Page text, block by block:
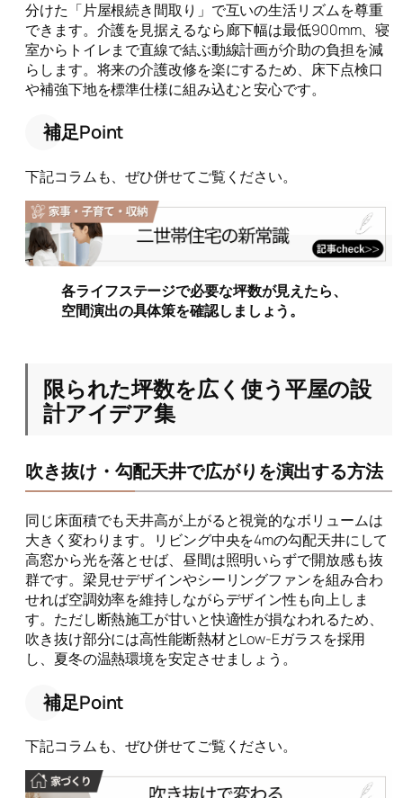
分けた「片屋根続き間取り」で互いの生活リズムを尊重
できます。介護を見据えるなら廊下幅は最低900mm、寝
室からトイレまで直線で結ぶ動線計画が介助の負担を減
らします。将来の介護改修を楽にするため、床下点検口
や補強下地を標準仕様に組み込むと安心です。
補足Point
下記コラムも、ぜひ併せてご覧ください。
各ライフステージで必要な坪数が見えたら、
空間演出の具体策を確認しましょう。
限られた坪数を広く使う平屋の設
計アイデア集
吹き抜け・勾配天井で広がりを演出する方法
同じ床面積でも天井高が上がると視覚的なボリュームは
大きく変わります。リビング中央を4mの勾配天井にして
高窓から光を落とせば、昼間は照明いらずで開放感も抜
群です。梁見せデザインやシーリングファンを組み合わ
せれば空調効率を維持しながらデザイン性も向上しま
す。ただし断熱施工が甘いと快適性が損なわれるため、
吹き抜け部分には高性能断熱材とLow-Eガラスを採用
し、夏冬の温熱環境を安定させましょう。
補足Point
下記コラムも、ぜひ併せてご覧ください。